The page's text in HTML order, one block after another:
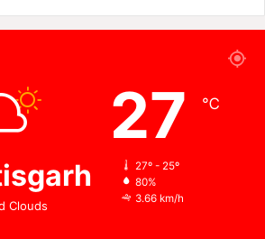
Clouds
27 ℃
27º - 25º
80%
3.66 km/h